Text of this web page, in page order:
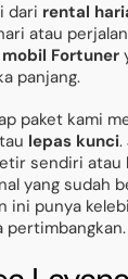
dari rental
atau
Fortuner
panjang.
paket kami
lepas kunci.
sendiri atau
yang sudah
ini punya
pertimbangkan.